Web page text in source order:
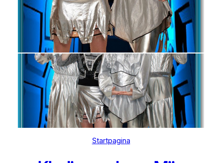
Startpagina